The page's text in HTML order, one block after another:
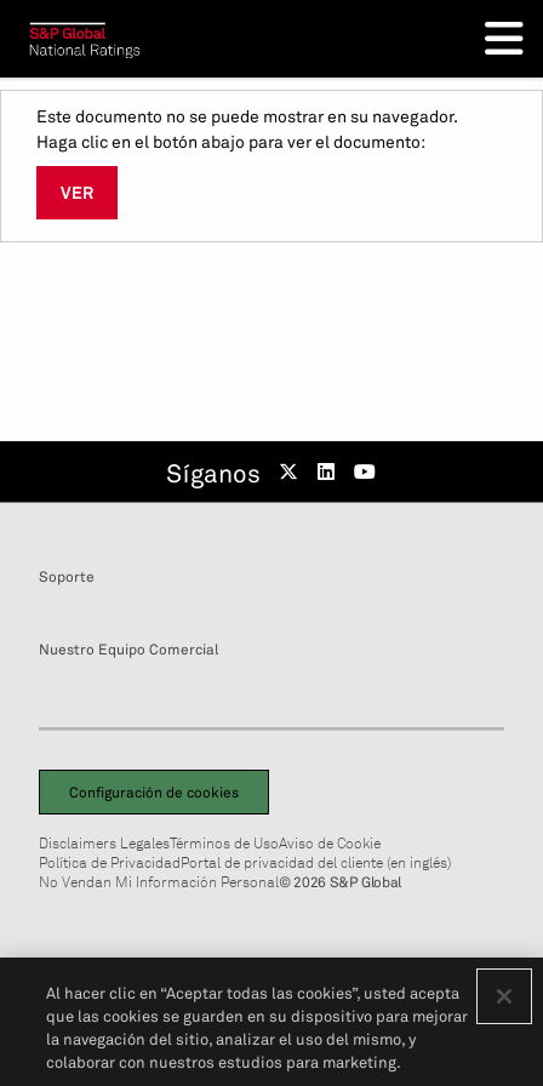
Este documento no se puede mostrar en su navegador.
Haga clic en el botón abajo para ver el documento:
VER
Síganos
Soporte
Nuestro Equipo Comercial
Configuración de cookies
Disclaimers LegalesTérminos de UsoAviso de Cookie
Política de PrivacidadPortal de privacidad del cliente (en inglés)
No Vendan Mi Información Personal© 2026 S&P Global
Al hacer clic en “Aceptar todas las cookies”, usted acepta
que las cookies se guarden en su dispositivo para mejorar
la navegación del sitio, analizar el uso del mismo, y
colaborar con nuestros estudios para marketing.